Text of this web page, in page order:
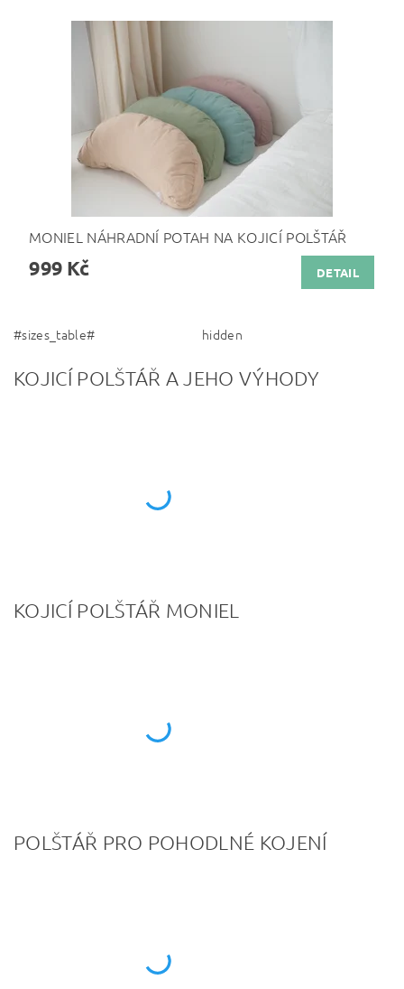
MONIEL NÁHRADNÍ POTAH NA KOJICÍ POLŠTÁŘ
999 Kč DETAIL
#sizes_table# hidden
KOJICÍ POLŠTÁŘ A JEHO VÝHODY
KOJICÍ POLŠTÁŘ MONIEL
POLŠTÁŘ PRO POHODLNÉ KOJENÍ